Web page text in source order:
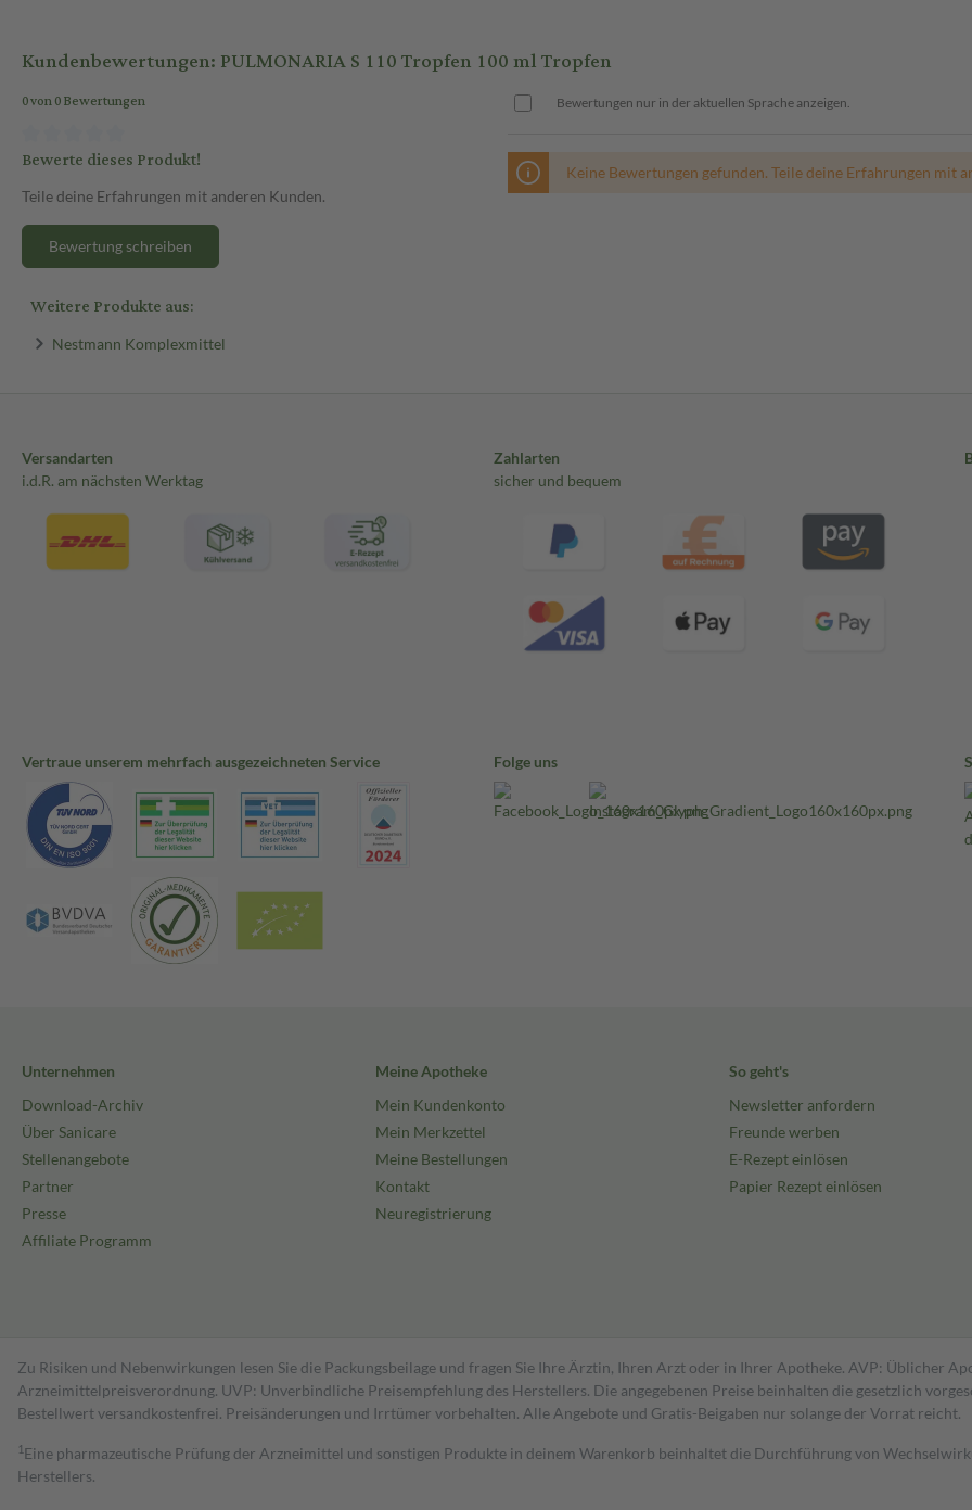
Kundenbewertungen: PULMONARIA S 110 Tropfen 100 ml Tropfen
0 von 0 Bewertungen
Bewerte dieses Produkt!
Teile deine Erfahrungen mit anderen Kunden.
Bewertung schreiben
Bewertungen nur in der aktuellen Sprache anzeigen.
Keine Bewertungen gefunden. Teile deine Erfahrungen mit
Weitere Produkte aus:
Nestmann Komplexmittel
Versandarten
i.d.R. am nächsten Werktag
Zahlarten
sicher und bequem
Vertraue unserem mehrfach ausgezeichneten Service Folge uns
Unternehmen
Download-Archiv
Über Sanicare
Stellenangebote
Partner
Presse
Affiliate Programm
Meine Apotheke
Mein Kundenkonto
Mein Merkzettel
Meine Bestellungen
Kontakt
Neuregistrierung
So geht's
Newsletter anfordern
Freunde werben
E-Rezept einlösen
Papier Rezept einlösen
Zu Risiken und Nebenwirkungen lesen Sie die Packungsbeilage und fragen Sie Ihre Ärztin, Ihren Arzt oder in Ihrer Apotheke. AVP: Üblicher
Arzneimittelpreisverordnung. UVP: Unverbindliche Preisempfehlung des Herstellers. Die angegebenen Preise beinhalten die gesetzlich
Bestell­wert versand­kosten­frei. Preisänderungen und Irrtümer vorbehalten. Alle Angebote und Gratis-Beigaben nur solange der Vorrat reicht.
1 Eine pharmazeutische Prüfung der Arzneimittel und sonstigen Produkte in deinem Warenkorb beinhaltet die Durchführung von
Herstellers.